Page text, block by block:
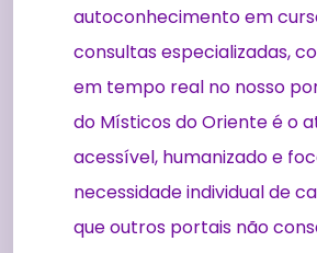
autoconhecimento em
consultas especializadas,
em tempo real no nosso
do Místicos do Oriente é o
acessível, humanizado e
necessidade individual de
que outros portais não